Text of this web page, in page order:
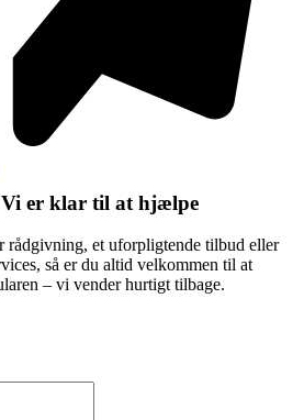
er klar til at hjælpe
rådgivning, et uforpligtende tilbud eller
så er du altid velkommen til at
– vi vender hurtigt tilbage.